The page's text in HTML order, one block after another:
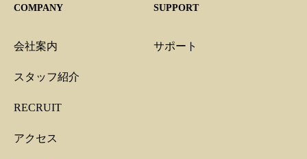
COMPANY
会社案内
スタッフ紹介
RECRUIT
アクセス
SUPPORT
サポート